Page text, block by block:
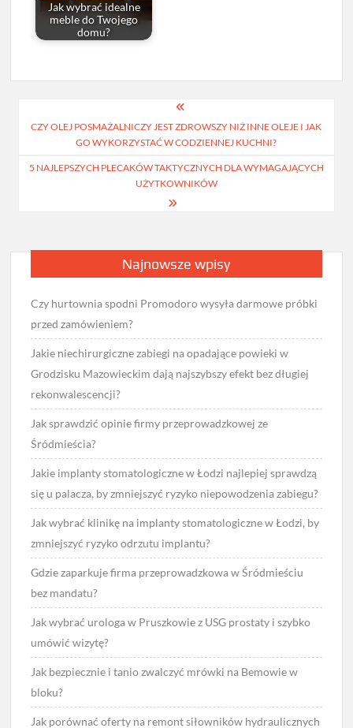
Jak wybrać idealne
meble do Twojego
domu?
wpisu
CZY OLEJ POSMAŻALNICZY JEST ZDROWSZY NIŻ INNE OLEJE I JAK
GO WYKORZYSTAĆ W CODZIENNEJ KUCHNI?
5 NAJLEPSZYCH PLECAKÓW TAKTYCZNYCH DLA WYMAGAJĄCYCH
UŻYTKOWNIKÓW
Najnowsze wpisy
Czy hurtownia spodni Promodoro wysyła darmowe próbki
przed zamówieniem?
Jakie niechirurgiczne zabiegi na opadające powieki w
Grodzisku Mazowieckim dają najszybszy efekt bez długiej
rekonwalescencji?
Jak sprawdzić opinie firmy przeprowadzkowej ze
Śródmieścia?
Jakie implanty stomatologiczne w Łodzi najlepiej sprawdzą
się u palacza, by zmniejszyć ryzyko niepowodzenia zabiegu?
Jak wybrać klinikę na implanty stomatologiczne w Łodzi, by
zmniejszyć ryzyko odrzutu implantu?
Gdzie zaparkuje firma przeprowadzkowa w Śródmieściu
bez mandatu?
Jak wybrać urologa w Pruszkowie z USG prostaty i szybko
umówić wizytę?
Jak bezpiecznie i tanio zwalczyć mrówki na Bemowie w
bloku?
Jak porównać oferty na remont siłowników hydraulicznych